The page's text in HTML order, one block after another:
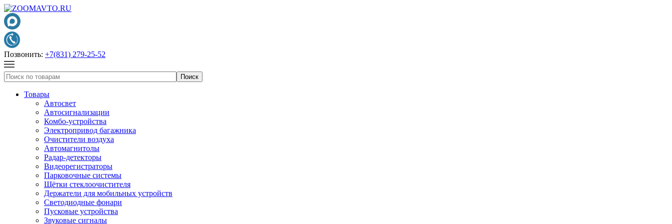
Позвонить: +7(831) 279-25-52
Товары
Автосвет
Автосигнализации
Комбо-устройства
Электропривод багажника
Очистители воздуха
Автомагнитолы
Радар-детекторы
Видеорегистраторы
Парковочные системы
Щётки стеклоочистителя
Держатели для мобильных устройств
Светодиодные фонари
Пусковые устройства
Звуковые сигналы